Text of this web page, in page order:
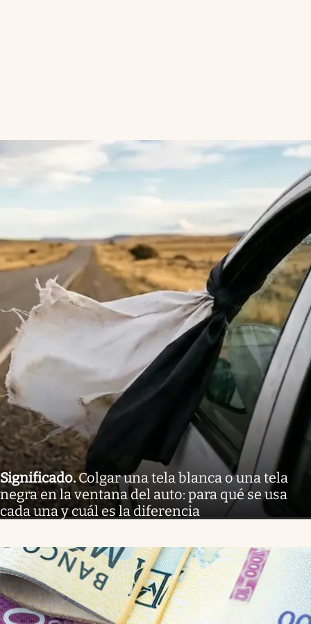
Significado.Colgar una tela blanca o una tela
negra en la ventana del auto: para qué se usa
cada una y cuál es la diferencia